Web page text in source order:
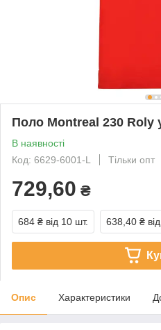
Поло Montreal 230 Roly
В наявності
Код: 6629-6001-L
Тільки опт
729,60 ₴
684 ₴ від 10 шт. 638,40 ₴
Опис Характеристики